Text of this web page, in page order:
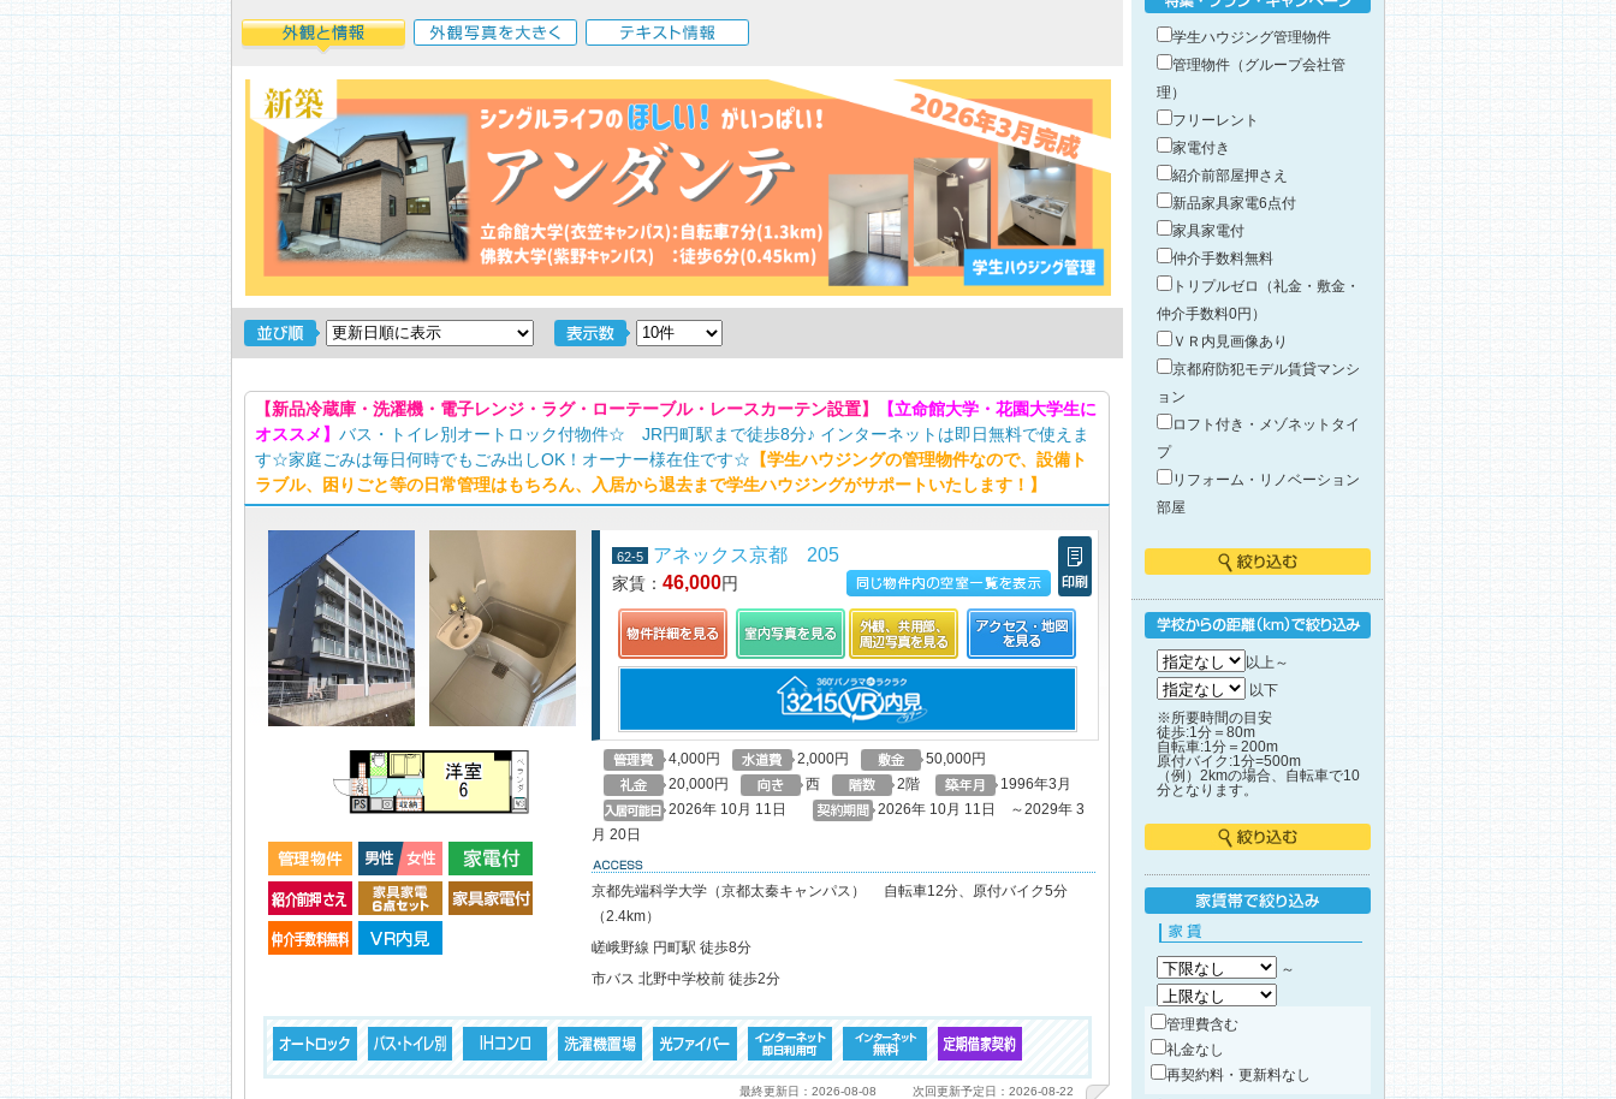
【新品冷蔵庫・洗濯機・電子レンジ・ラグ・ローテーブル・レースカーテン設置】
【立命館大学・花園大学生に
オススメ】 バス・トイレ別オートロック付物件☆ JR円町駅まで徒歩8分♪ インターネットは即日無料で使えま
す☆家庭ごみは毎日何時でもごみ出しOK！オーナー様在住です☆ 【学生ハウジングの管理物件なので、設備ト
ラブル、困りごと等の日常管理はもちろん、入居から退去まで学生ハウジングがサポートいたします！】
62-5 アネックス京都 205
家賃： 46,000円
この物件の空室一覧を見る 印刷
4,000円 2,000円
50,000円
20,000円
西 2階
1996年3月
2026年 10月 11日
2026年 10月 11日 ～2029年 3
月 20日
access
京都先端科学大学（京都太秦キャンパス） 自転車12分、原付バイク5分
（2.4km）
嵯峨野線 円町駅 徒歩8分
市バス 北野中学校前 徒歩2分
次回更新予定日：2026-08-22
最終更新日：2026-08-08
学生ハウジング管理物件
管理物件（グループ会社管
理）
フリーレント
家電付き
紹介前部屋押さえ
新品家具家電6点付
家具家電付
仲介手数料無料
トリプルゼロ（礼金・敷金・
仲介手数料0円）
ＶＲ内見画像あり
京都府防犯モデル賃貸マンシ
ョン
ロフト付き・メゾネットタイ
プ
リフォーム・リノベーション
部屋
以上～
以下
※所要時間の目安
徒歩:1分＝80m
自転車:1分＝200m
原付バイク:1分=500m
（例）2kmの場合、自転車で10
分となります。
～
管理費含む
礼金なし
再契約料・更新料なし